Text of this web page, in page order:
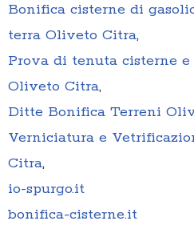
Bonifica cisterne di
terra Oliveto Citra,
Prova di tenuta cisterne
Oliveto Citra,
Ditte Bonifica Terreni
Verniciatura e
Citra,
io-spurgo.it
bonifica-cisterne.it